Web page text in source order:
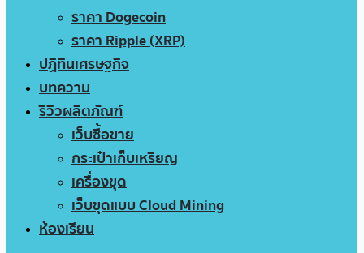
ราคา Dogecoin
ราคา Ripple (XRP)
ปฏิทินเศรษฐกิจ
บทความ
รีวิวผลิตภัณฑ์
เว็บซื้อขาย
กระเป๋าเก็บเหรียญ
เครื่องขุด
เว็บขุดแบบ Cloud Mining
ห้องเรียน